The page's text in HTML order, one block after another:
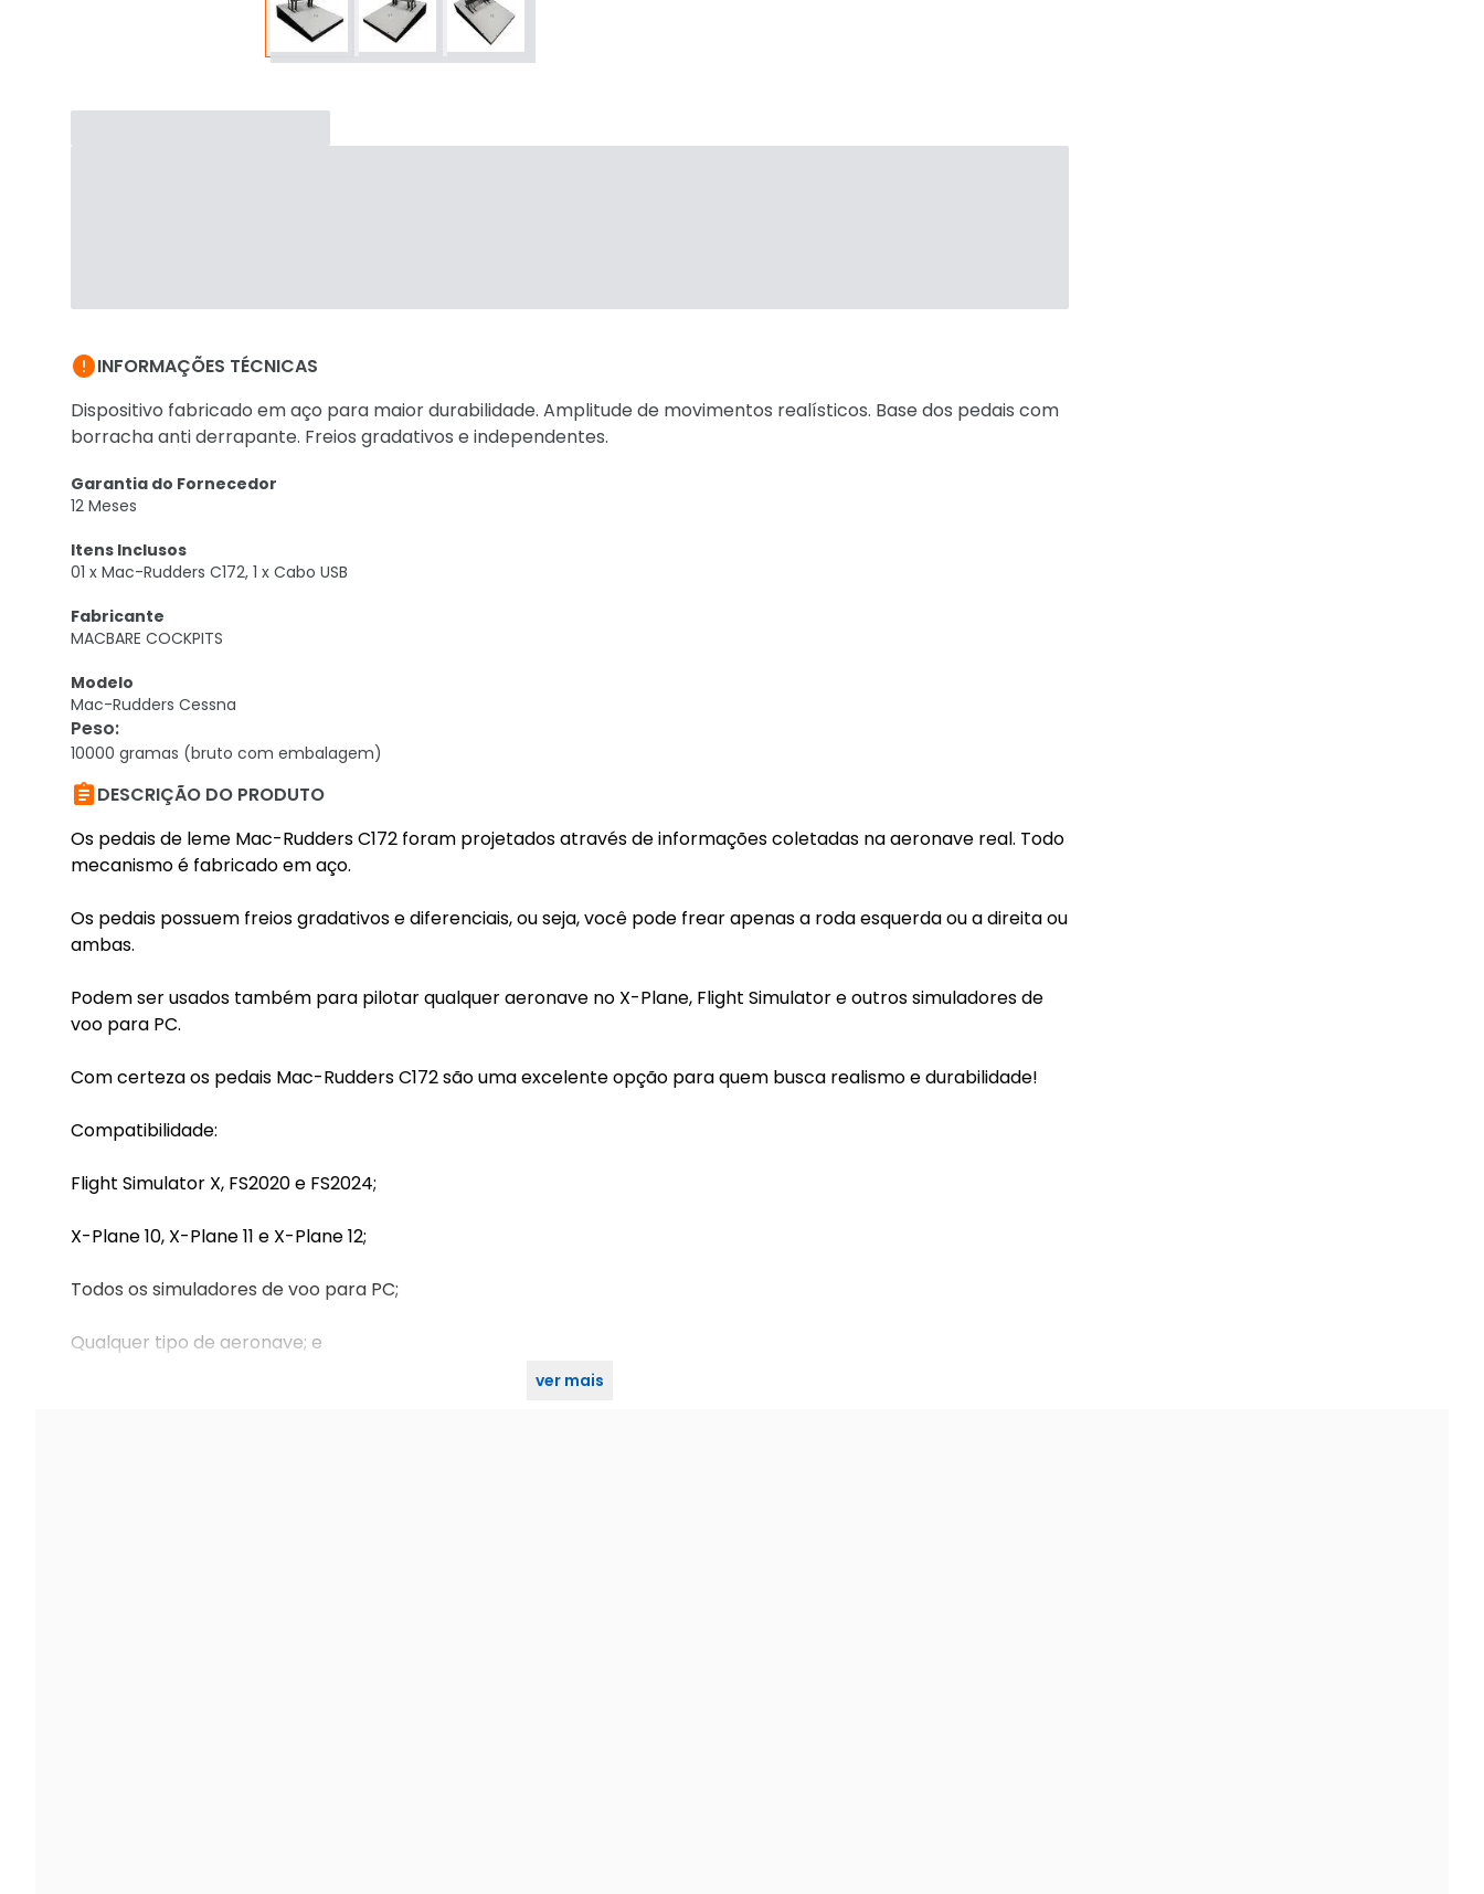
INFORMAÇÕES TÉCNICAS
Dispositivo fabricado em aço para maior durabilidade. Amplitude de movimentos realísticos. Base dos pedais com
borracha anti derrapante. Freios gradativos e independentes.
Garantia do Fornecedor
12 Meses
Itens Inclusos
01 x Mac-Rudders C172, 1 x Cabo USB
Fabricante
MACBARE COCKPITS
Modelo
Mac-Rudders Cessna
Peso:
10000 gramas (bruto com embalagem)
DESCRIÇÃO DO PRODUTO
Os pedais de leme Mac-Rudders C172 foram projetados através de informações coletadas na aeronave real. Todo
mecanismo é fabricado em aço.
Os pedais possuem freios gradativos e diferenciais, ou seja, você pode frear apenas a roda esquerda ou a direita ou
ambas.
Podem ser usados também para pilotar qualquer aeronave no X-Plane, Flight Simulator e outros simuladores de
voo para PC.
Com certeza os pedais Mac-Rudders C172 são uma excelente opção para quem busca realismo e durabilidade!
Compatibilidade:
Flight Simulator X, FS2020 e FS2024;
X-Plane 10, X-Plane 11 e X-Plane 12;
Todos os simuladores de voo para PC;
Qualquer tipo de aeronave; e
ver mais